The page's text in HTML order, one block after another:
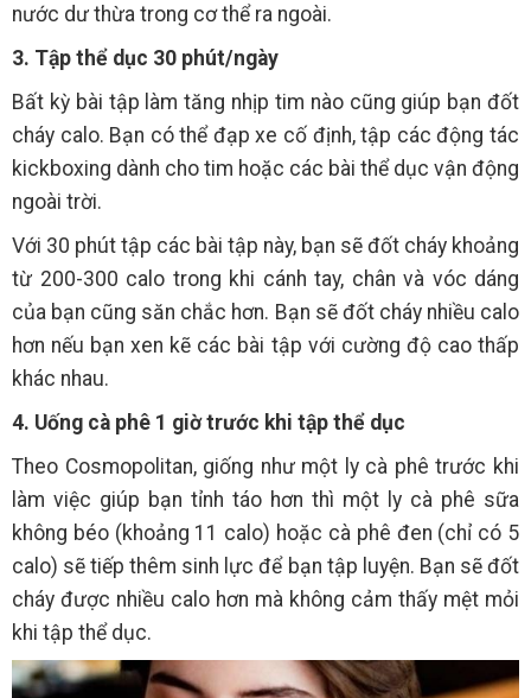
nước dư thừa trong cơ thể ra ngoài.
3. Tập thể dục 30 phút/ngày
Bất kỳ bài tập làm tăng nhịp tim nào cũng giúp bạn đốt
cháy calo. Bạn có thể đạp xe cố định, tập các động tác
kickboxing dành cho tim hoặc các bài thể dục vận động
ngoài trời.
Với 30 phút tập các bài tập này, bạn sẽ đốt cháy khoảng
từ 200-300 calo trong khi cánh tay, chân và vóc dáng
của bạn cũng săn chắc hơn. Bạn sẽ đốt cháy nhiều calo
hơn nếu bạn xen kẽ các bài tập với cường độ cao thấp
khác nhau.
4. Uống cà phê 1 giờ trước khi tập thể dục
Theo Cosmopolitan, giống như một ly cà phê trước khi
làm việc giúp bạn tỉnh táo hơn thì một ly cà phê sữa
không béo (khoảng 11 calo) hoặc cà phê đen (chỉ có 5
calo) sẽ tiếp thêm sinh lực để bạn tập luyện. Bạn sẽ đốt
cháy được nhiều calo hơn mà không cảm thấy mệt mỏi
khi tập thể dục.